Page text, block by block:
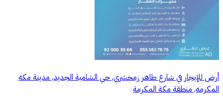
أرض للإيجار في شارع طاهر زمخشري, حي الشامية الجديد, مدينة مكه
المكرمه, منطقة مكة المكرمة